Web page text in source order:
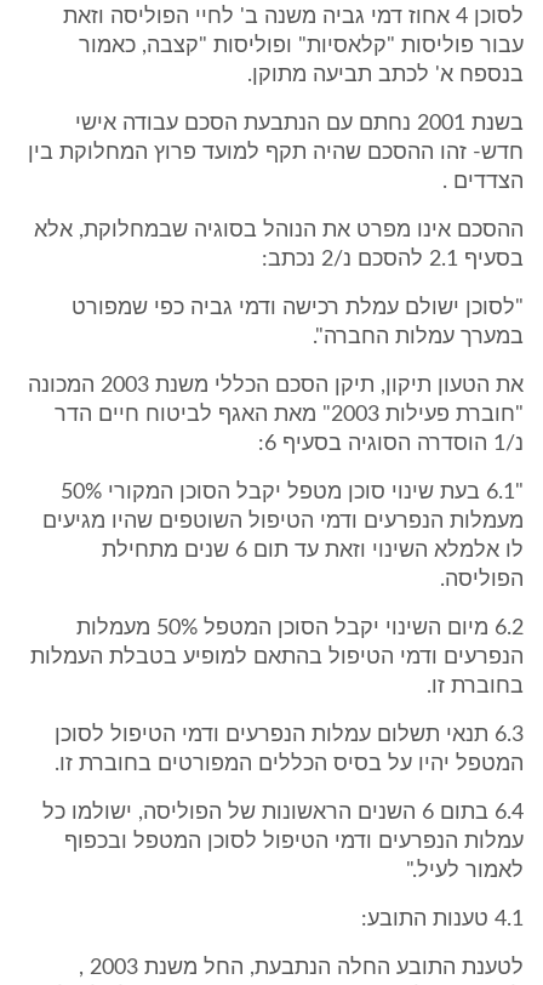
לסוכן 4 אחוז דמי גביה משנה ב' לחיי הפוליסה וזאת
עבור פוליסות "קלאסיות" ופוליסות "קצבה, כאמור
בנספח א' לכתב תביעה מתוקן.
בשנת 2001 נחתם עם הנתבעת הסכם עבודה אישי
חדש- זהו ההסכם שהיה תקף למועד פרוץ המחלוקת בין
הצדדים .
ההסכם אינו מפרט את הנוהל בסוגיה שבמחלוקת, אלא
בסעיף 2.1 להסכם נ/2 נכתב:
"לסוכן ישולם עמלת רכישה ודמי גביה כפי שמפורט
במערך עמלות החברה".
את הטעון תיקון, תיקן הסכם הכללי משנת 2003 המכונה
"חוברת פעילות 2003" מאת האגף לביטוח חיים הדר
נ/1 הוסדרה הסוגיה בסעיף 6:
"6.1 בעת שינוי סוכן מטפל יקבל הסוכן המקורי 50%
מעמלות הנפרעים ודמי הטיפול השוטפים שהיו מגיעים
לו אלמלא השינוי וזאת עד תום 6 שנים מתחילת
הפוליסה.
6.2 מיום השינוי יקבל הסוכן המטפל 50% מעמלות
הנפרעים ודמי הטיפול בהתאם למופיע בטבלת העמלות
בחוברת זו.
6.3 תנאי תשלום עמלות הנפרעים ודמי הטיפול לסוכן
המטפל יהיו על בסיס הכללים המפורטים בחוברת זו.
6.4 בתום 6 השנים הראשונות של הפוליסה, ישולמו כל
עמלות הנפרעים ודמי הטיפול לסוכן המטפל ובכפוף
לאמור לעיל."
4.1 טענות התובע:
לטענת התובע החלה הנתבעת, החל משנת 2003 ,